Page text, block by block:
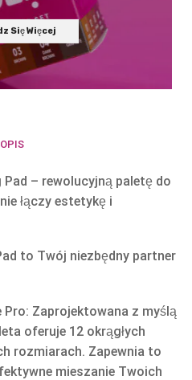
Się Więcej
OPIS
– rewolucyjną paletę do
łączy estetykę i
to Twój niezbędny partner
Zaprojektowana z myślą
oferuje 12 okrągłych
rozmiarach. Zapewnia to
mieszanie Twoich